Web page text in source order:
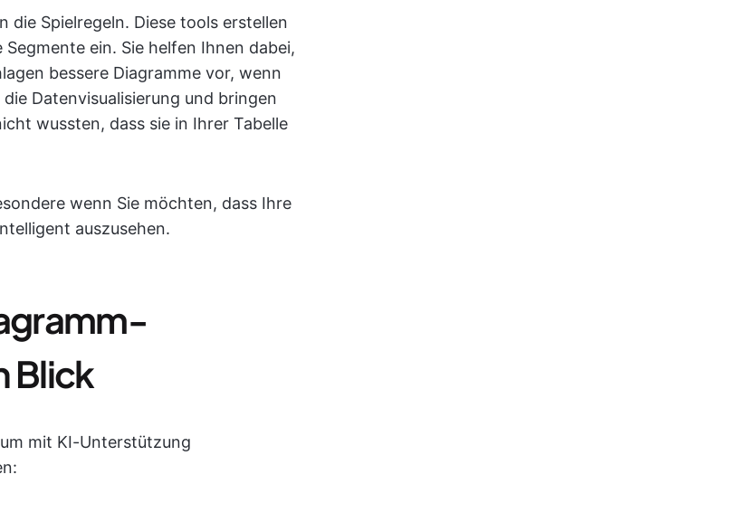
die Spielregeln. Diese tools erstellen
ein. Sie helfen Ihnen dabei,
bessere Diagramme vor, wenn
Datenvisualisierung und bringen
wussten, dass sie in Ihrer Tabelle
wenn Sie möchten, dass Ihre
auszusehen.
Blick
mit KI-Unterstützung